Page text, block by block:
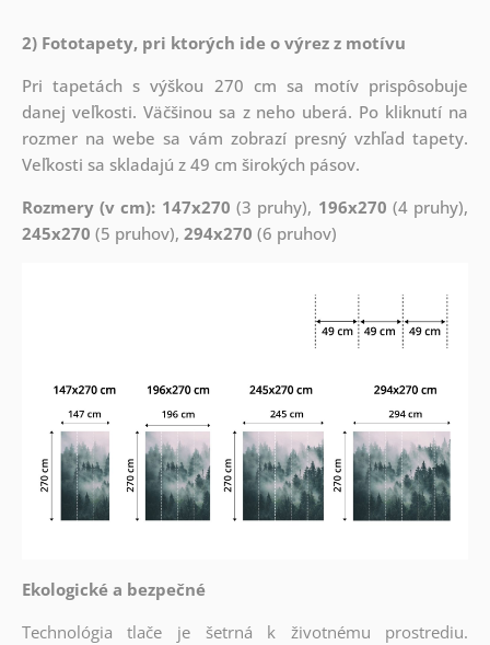
2) Fototapety, pri ktorých ide o výrez z motívu
Pri tapetách s výškou 270 cm sa motív prispôsobuje
danej veľkosti. Väčšinou sa z neho uberá. Po kliknutí na
rozmer na webe sa vám zobrazí presný vzhľad tapety.
Veľkosti sa skladajú z 49 cm širokých pásov.
Rozmery (v cm): 147x270 (3 pruhy), 196x270 (4 pruhy),
245x270 (5 pruhov), 294x270 (6 pruhov)
Ekologické a bezpečné
Technológia tlače je šetrná k životnému prostrediu.